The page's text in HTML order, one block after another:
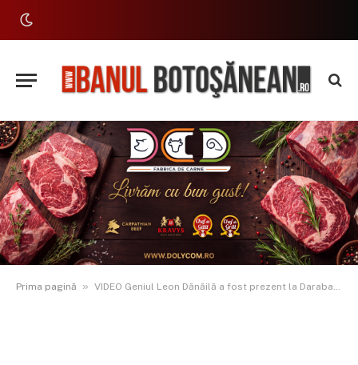
Prima pagină » VIDEO Geniul Leon Dănăilă a fost prezent la Darabani la inaugurarea noului corp de clădire al școlii care îi poartă numele